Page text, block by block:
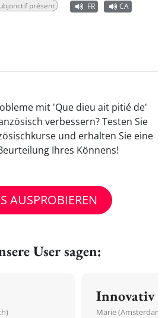
présent FR CA
mit 'Que dieu ait pitié de'
verbessern? Testen Sie
und erhalten Sie eine
Ihres Könnens!
AUSPROBIEREN
User sagen:
Innovativ
Marie